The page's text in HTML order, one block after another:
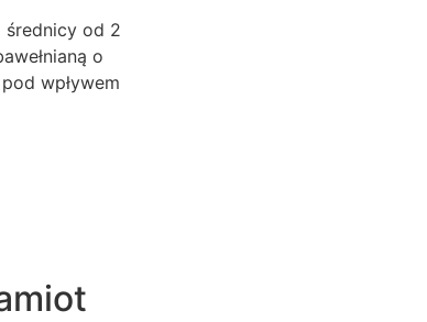
średnicy od 2
o
wpływem